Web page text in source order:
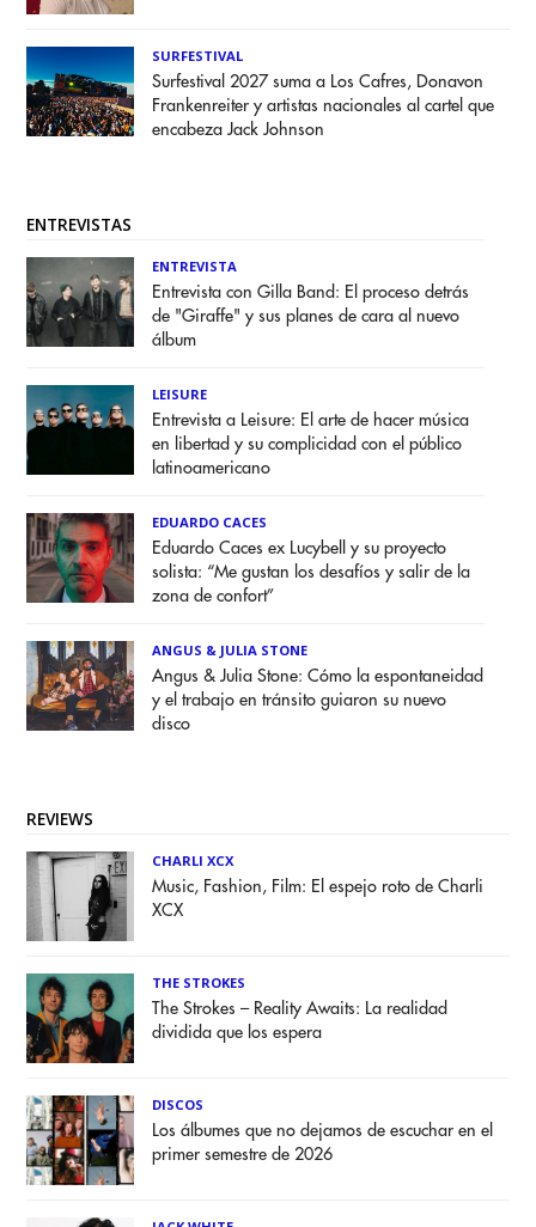
SURFESTIVAL
Surfestival 2027 suma a Los Cafres, Donavon
Frankenreiter y artistas nacionales al cartel que
encabeza Jack Johnson
ENTREVISTAS
ENTREVISTA
Entrevista con Gilla Band: El proceso detrás
de "Giraffe" y sus planes de cara al nuevo
álbum
LEISURE
Entrevista a Leisure: El arte de hacer música
en libertad y su complicidad con el público
latinoamericano
EDUARDO CACES
Eduardo Caces ex Lucybell y su proyecto
solista: “Me gustan los desafíos y salir de la
zona de confort”
ANGUS & JULIA STONE
Angus & Julia Stone: Cómo la espontaneidad
y el trabajo en tránsito guiaron su nuevo
disco
REVIEWS
CHARLI XCX
Music, Fashion, Film: El espejo roto de Charli
XCX
THE STROKES
The Strokes – Reality Awaits: La realidad
dividida que los espera
DISCOS
Los álbumes que no dejamos de escuchar en el
primer semestre de 2026